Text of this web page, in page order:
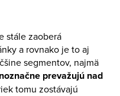
stále zaoberá
a rovnako je to aj
segmentov, najmä
prevažujú nad
tomu zostávajú